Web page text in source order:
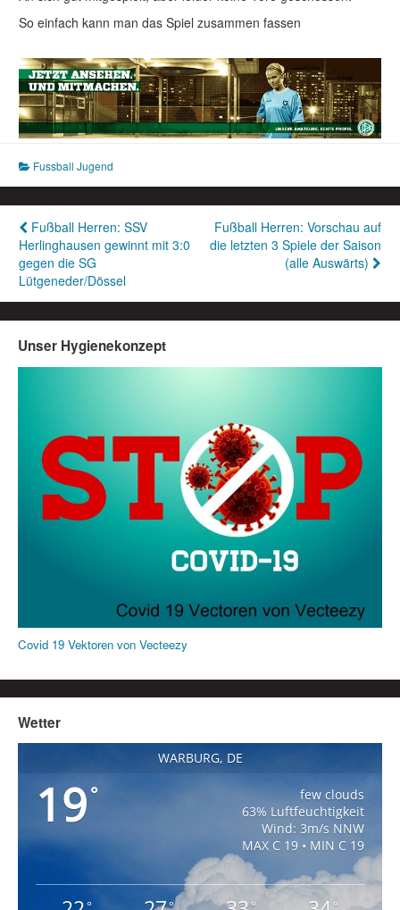
So einfach kann man das Spiel zusammen fassen
Fussball Jugend
Beitragsnavigation
Fußball Herren: SSV
Herlinghausen gewinnt mit 3:0
gegen die SG
Lütgeneder/Dössel
Fußball Herren: Vorschau auf
die letzten 3 Spiele der Saison
(alle Auswärts)
Unser Hygienekonzept
Covid 19 Vektoren von Vecteezy
Wetter
WARBURG, DE
19°
few clouds
63% Luftfeuchtigkeit
Wind: 3m/s NNW
MAX C 19 • MIN C 19
° ° ° °